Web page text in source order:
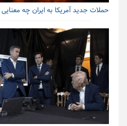
حملات جدید آمریکا به ایران چه معنایی